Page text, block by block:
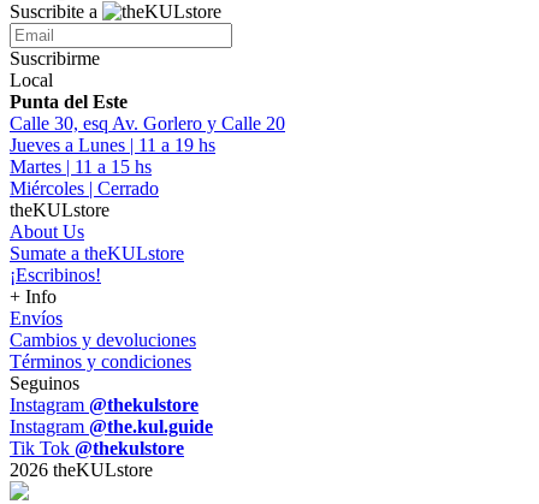
Suscribite a
Suscribirme
Local
Punta del Este
Calle 30, esq Av. Gorlero y Calle 20
Jueves a Lunes | 11 a 19 hs
Martes | 11 a 15 hs
Miércoles | Cerrado
theKULstore
About Us
Sumate a theKULstore
¡Escribinos!
+ Info
Envíos
Cambios y devoluciones
Términos y condiciones
Seguinos
Instagram @thekulstore
Instagram @the.kul.guide
Tik Tok @thekulstore
2026 theKULstore